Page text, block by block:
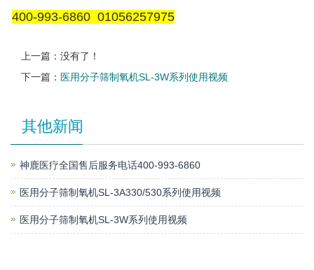
400-993-6860 01056257975
上一篇：没有了！
下一篇： 医用分子筛制氧机SL-3W系列使用视频
其他新闻
神鹿医疗全国售后服务电话400-993-6860
医用分子筛制氧机SL-3A330/530系列使用视频
医用分子筛制氧机SL-3W系列使用视频